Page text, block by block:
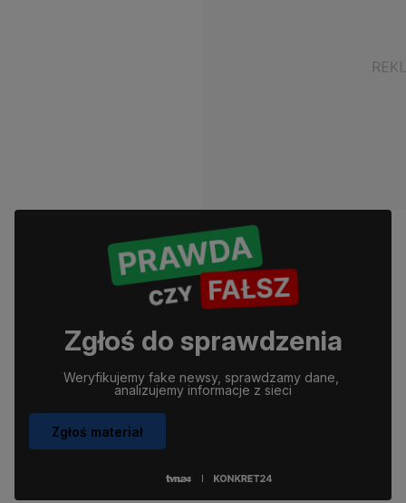
Zgłoś do sprawdzenia
Weryfikujemy fake newsy, sprawdzamy dane,
analizujemy informacje z sieci
Zgłoś materiał